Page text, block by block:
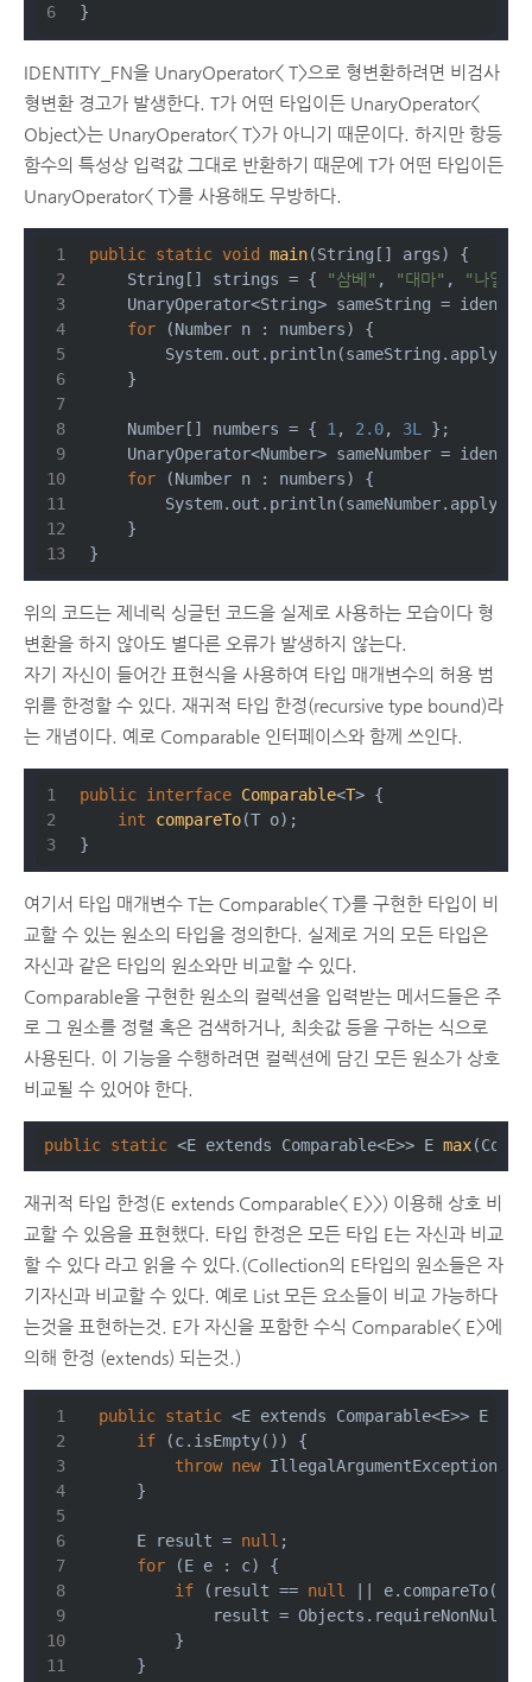
}
IDENTITY_FN을 UnaryOperator< T>으로 형변환하려면 비검사
형변환 경고가 발생한다. T가 어떤 타입이든 UnaryOperator<
Object>는 UnaryOperator< T>가 아니기 때문이다. 하지만 항등
함수의 특성상 입력값 그대로 반환하기 때문에 T가 어떤 타입이든
UnaryOperator< T>를 사용해도 무방하다.
public static void main(String[] args)
{
    String[] strings = {
"삼베" , "대마" , "나일론"
UnaryOperator<String> sameString =
for (Number n : numbers) {
    }
    Number[] numbers = {
1 , 2.0, 3L
};
UnaryOperator<Number> sameNumber =
for (Number n : numbers) {
    }
}
위의 코드는 제네릭 싱글턴 코드을 실제로 사용하는 모습이다 형
변환을 하지 않아도 별다른 오류가 발생하지 않는다.
자기 자신이 들어간 표현식을 사용하여 타입 매개변수의 허용 범
위를 한정할 수 있다. 재귀적 타입 한정(recursive type bound)라
는 개념이다. 예로 Comparable 인터페이스와 함께 쓰인다.
public interface Comparable<T> {
int
compareTo(T o) ;
}
여기서 타입 매개변수 T는 Comparable< T>를 구현한 타입이 비
교할 수 있는 원소의 타입을 정의한다. 실제로 거의 모든 타입은
자신과 같은 타입의 원소와만 비교할 수 있다.
Comparable을 구현한 원소의 컬렉션을 입력받는 메서드들은 주
로 그 원소를 정렬 혹은 검색하거나, 최솟값 등을 구하는 식으로
사용된다. 이 기능을 수행하려면 컬렉션에 담긴 모든 원소가 상호
비교될 수 있어야 한다.
public static <E extends Comparable<E>> E max
재귀적 타입 한정(E extends Comparable< E>>) 이용해 상호 비
교할 수 있음을 표현했다. 타입 한정은 모든 타입 E는 자신과 비교
할 수 있다 라고 읽을 수 있다.(Collection의 E타입의 원소들은 자
기자신과 비교할 수 있다. 예로 List 모든 요소들이 비교 가능하다
는것을 표현하는것. E가 자신을 포함한 수식 Comparable< E>에
의해 한정 (extends) 되는것.)
public static <E extends Comparable<E>> E
if (c.isEmpty()) {
throw new IllegalArgumentException(
     }
     E result =
null ;
for (E e : c) {
if (result == null
||
result =
         }
     }